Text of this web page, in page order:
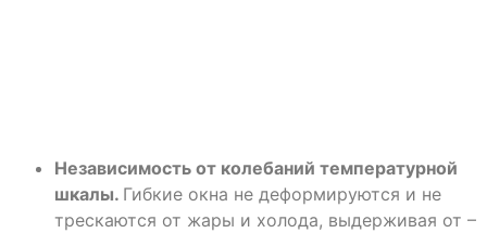
Независимость от колебаний температурной
шкалы. Гибкие окна не деформируются и не
трескаются от жары и холода, выдерживая от –